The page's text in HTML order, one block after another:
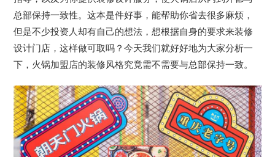
总部保持一致性。这本是件好事，能帮助你省去很多麻烦，
但是不少投资人却有自己的想法，想根据自身的要求来装修
设计门店，这样做可取吗？今天我们就好好地为大家分析一
下，火锅加盟店的装修风格究竟需不需要与总部保持一致。